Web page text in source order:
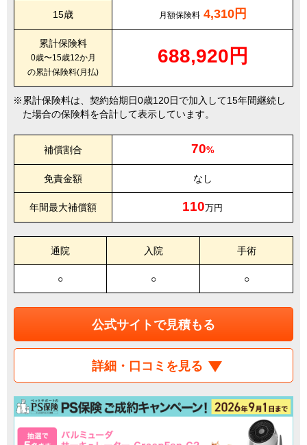
15歳 月額保険料 4,310円
累計保険料
0歳〜15歳12か月
の累計保険料(月払)
688,920円
累計保険料は、契約始期日0歳120日で加入して15年間継続し
た場合の保険料を合計して表示しています。
補償割合 70%
免責金額 なし
年間最大補償額 110万円
通院 入院 手術
○ ○ ○
公式サイトで見積もる
詳細・口コミを見る